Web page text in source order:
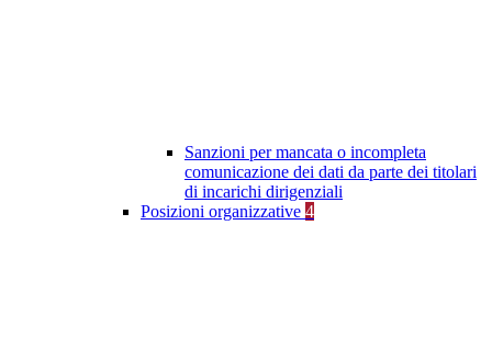
Sanzioni per mancata o incompleta
comunicazione dei dati da parte dei titolari
di incarichi dirigenziali
Posizioni organizzative 4